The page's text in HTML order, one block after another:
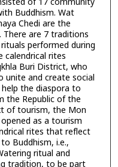
Buddhism. Wat
Chedi are the
are 7 traditions
performed during
calendrical rites
Buri District, who
and create social
the diaspora to
the Republic of the
of tourism, the Mon
as a tourism
rites that reflect
Buddhism, i.e.,
ritual and
tradition, to be part